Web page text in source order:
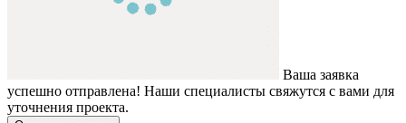
Ваша заявка
успешно отправлена! Наши специалисты свяжутся с вами для
уточнения проекта.